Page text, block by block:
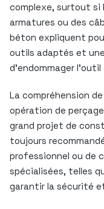
complexe, surtout si
armatures ou des
béton expliquent
outils adaptés et
d’endommager
La compréhension
opération de
grand projet de
toujours
professionnel ou de
spécialisées, telles
garantir la sécurité